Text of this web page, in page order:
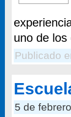
uno de
Publicado
5 de